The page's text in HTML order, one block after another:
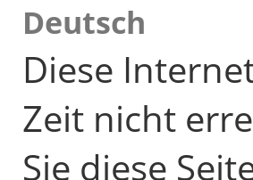
Deutsch
Diese
Zeit nicht
Sie diese